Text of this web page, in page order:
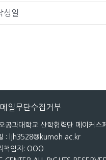
성일
일무단수집거부
과대학교 산학협력단 메이커스
: ljh3528@kumoh.ac.kr
책임자: OOO